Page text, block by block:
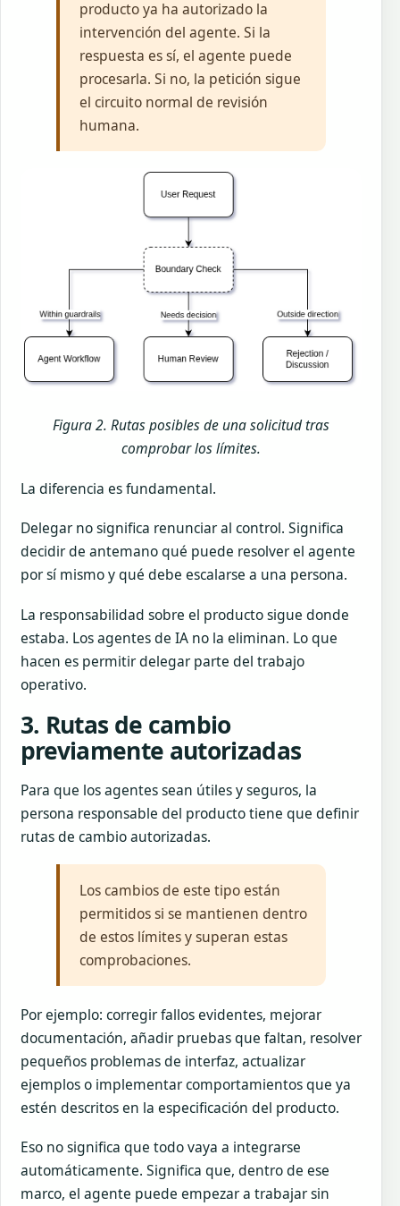
producto ya ha autorizado la
intervención del agente. Si la
respuesta es sí, el agente puede
procesarla. Si no, la petición sigue
el circuito normal de revisión
humana.
Figura 2. Rutas posibles de una solicitud tras
comprobar los límites.
La diferencia es fundamental.
Delegar no significa renunciar al control. Significa
decidir de antemano qué puede resolver el agente
por sí mismo y qué debe escalarse a una persona.
La responsabilidad sobre el producto sigue donde
estaba. Los agentes de IA no la eliminan. Lo que
hacen es permitir delegar parte del trabajo
operativo.
3. Rutas de cambio
previamente autorizadas
Para que los agentes sean útiles y seguros, la
persona responsable del producto tiene que definir
rutas de cambio autorizadas.
Los cambios de este tipo están
permitidos si se mantienen dentro
de estos límites y superan estas
comprobaciones.
Por ejemplo: corregir fallos evidentes, mejorar
documentación, añadir pruebas que faltan, resolver
pequeños problemas de interfaz, actualizar
ejemplos o implementar comportamientos que ya
estén descritos en la especificación del producto.
Eso no significa que todo vaya a integrarse
automáticamente. Significa que, dentro de ese
marco, el agente puede empezar a trabajar sin